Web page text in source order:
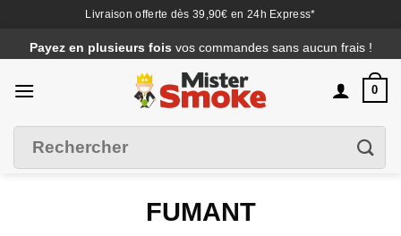
Livraison offerte dès 39,90€ en 24h Express*
au
contenu
Payez en plusieurs fois vos commandes sans aucun frais !
0
pour :
FUMANT